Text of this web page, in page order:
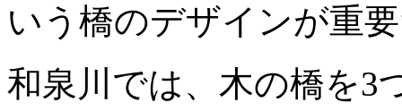
いう橋のデザインが重
和泉川では、木の橋を3